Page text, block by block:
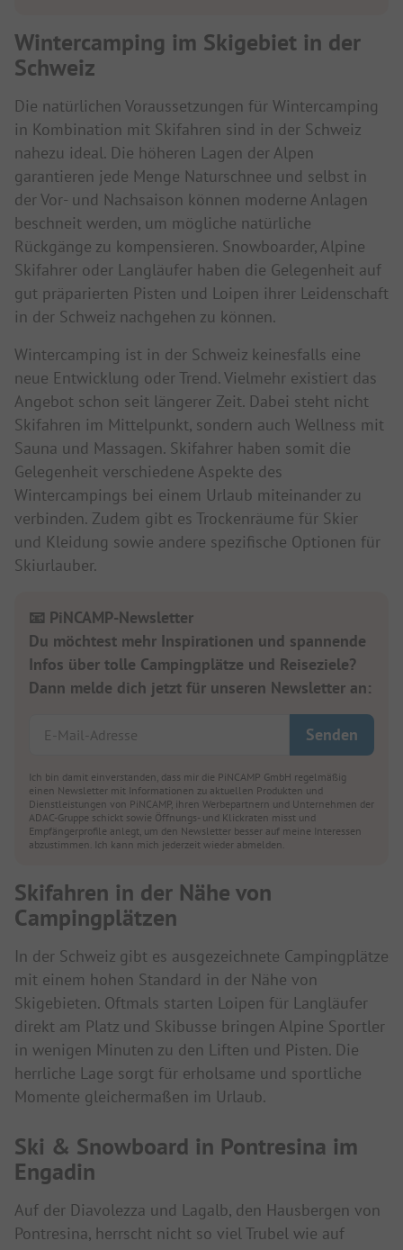
Wintercamping im Skigebiet in der
Schweiz
Die natürlichen Voraussetzungen für Wintercamping
in Kombination mit Skifahren sind in der Schweiz
nahezu ideal. Die höheren Lagen der Alpen
garantieren jede Menge Naturschnee und selbst in
der Vor- und Nachsaison können moderne Anlagen
beschneit werden, um mögliche natürliche
Rückgänge zu kompensieren. Snowboarder, Alpine
Skifahrer oder Langläufer haben die Gelegenheit auf
gut präparierten Pisten und Loipen ihrer Leidenschaft
in der Schweiz nachgehen zu können.
Wintercamping ist in der Schweiz keinesfalls eine
neue Entwicklung oder Trend. Vielmehr existiert das
Angebot schon seit längerer Zeit. Dabei steht nicht
Skifahren im Mittelpunkt, sondern auch Wellness mit
Sauna und Massagen. Skifahrer haben somit die
Gelegenheit verschiedene Aspekte des
Wintercampings bei einem Urlaub miteinander zu
verbinden. Zudem gibt es Trockenräume für Skier
und Kleidung sowie andere spezifische Optionen für
Skiurlauber.
📧 PiNCAMP-Newsletter
Du möchtest mehr Inspirationen und spannende
Infos über tolle Campingplätze und Reiseziele?
Dann melde dich jetzt für unseren Newsletter an:
Ich bin damit einverstanden, dass mir die PiNCAMP GmbH regelmäßig
einen Newsletter mit Informationen zu aktuellen Produkten und
Dienstleistungen von PiNCAMP, ihren Werbepartnern und Unternehmen der
ADAC-Gruppe schickt sowie Öffnungs- und Klickraten misst und
Empfängerprofile anlegt, um den Newsletter besser auf meine Interessen
abzustimmen. Ich kann mich jederzeit wieder abmelden.
Skifahren in der Nähe von
Campingplätzen
In der Schweiz gibt es ausgezeichnete Campingplätze
mit einem hohen Standard in der Nähe von
Skigebieten. Oftmals starten Loipen für Langläufer
direkt am Platz und Skibusse bringen Alpine Sportler
in wenigen Minuten zu den Liften und Pisten. Die
herrliche Lage sorgt für erholsame und sportliche
Momente gleichermaßen im Urlaub.
Ski & Snowboard in Pontresina im
Engadin
Auf der Diavolezza und Lagalb, den Hausbergen von
Pontresina, herrscht nicht so viel Trubel wie auf